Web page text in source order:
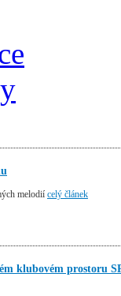
melodií celý článek
klubovém prostoru